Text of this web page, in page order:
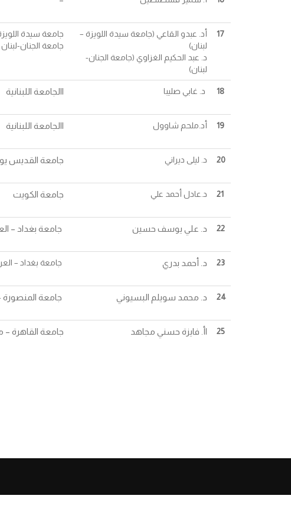
17
أد. عبدو القاعي (جامعة سيدة اللويزة –
لبنان)
د. عبد الحكيم الغزاوي (جامعة الجنان-
لبنان)
جامعة سيدة
جامعة الجنان-لبنان
د. غابي صليبا االجامعة اللبنانية
19 أد.ملحم شاوول االجامعة اللبنانية
20 د. ليلى ديراني جامعة القديس
21 د.عادل أحمد علي جامعة الكويت
22 د. علي يوسف حسين جامعة بغداد –
23 د. أحمد بدري جامعة بغداد –
24 د. محمد سويلم البسيوني جامعة
25 اأ. فايزة حسني مجاهد جامعة القاهرة –